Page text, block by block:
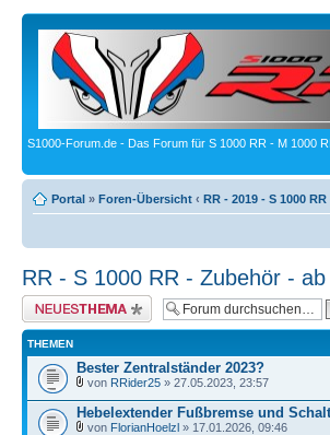
S1000-Forum.de - Das Forum für S 1000 RR - M 1000
Portal » Foren-Übersicht ‹ RR - 2019 - S 1000
RR - S 1000 RR - Zubehör -
Neues Thema erstellen
THEMEN
Bester Zentralständer 2023?
von RRider25 » 27.05.2023, 23:57
Hebelextender Fußbremse und
von FlorianHoelzl » 17.01.2026, 09:46